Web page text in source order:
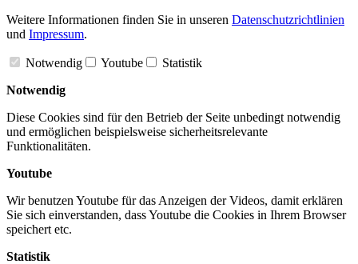
Weitere Informationen finden Sie in unseren Datenschutzrichtlinien
und Impressum.
Notwendig Youtube
Statistik
Notwendig
Diese Cookies sind für den Betrieb der Seite unbedingt notwendig
und ermöglichen beispielsweise sicherheitsrelevante
Funktionalitäten.
Youtube
Wir benutzen Youtube für das Anzeigen der Videos, damit erklären
Sie sich einverstanden, dass Youtube die Cookies in Ihrem Browser
speichert etc.
Statistik